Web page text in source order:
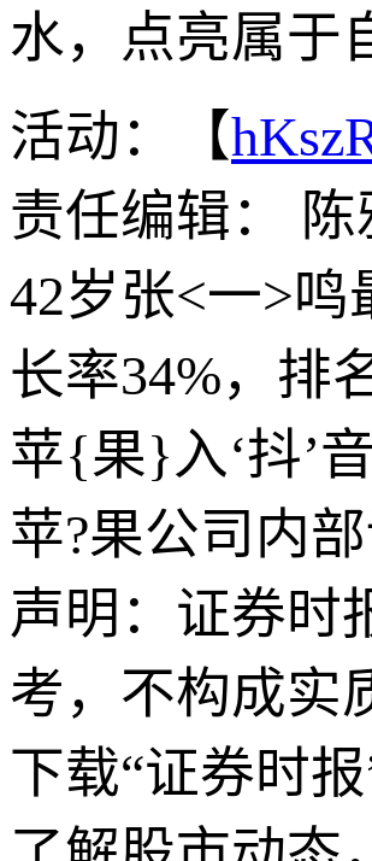
水，点亮属于
活动：【
责任编辑： 陈
42岁张<一>鸣
长率34%，排
苹{果}入‘抖’
苹?果公司内
声明：证券时
考，不构成实
下载“证券时